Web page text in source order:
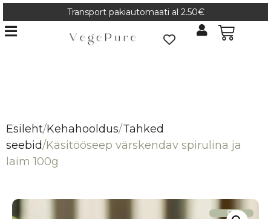
Transport pakiautomaati al 2.50€
Esileht/Kehahooldus/Tahked
seebid/Käsitööseep värskendav spirulina ja
laim 100g